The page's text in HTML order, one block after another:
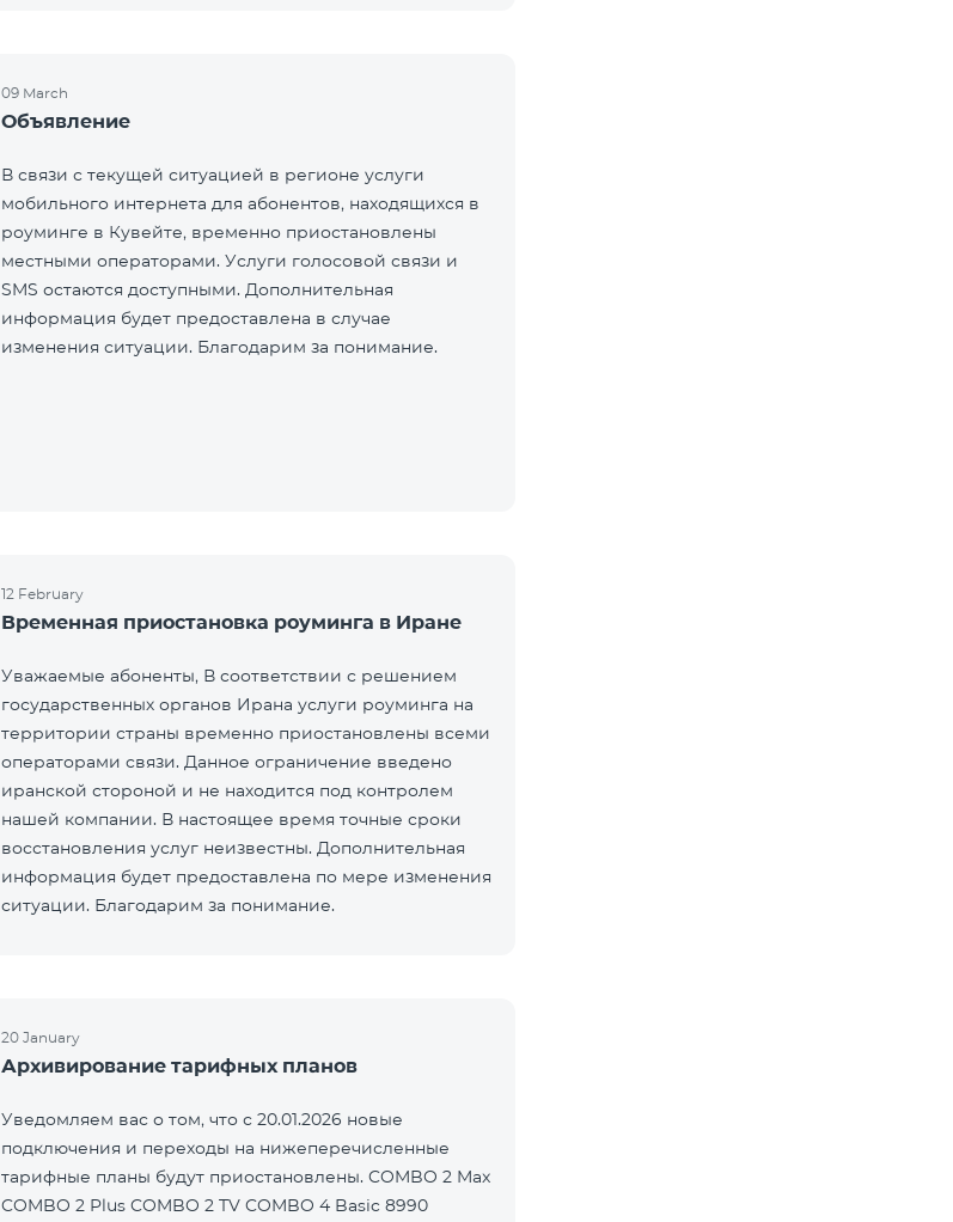
09 March
Объявление
В связи с текущей ситуацией в регионе услуги
мобильного интернета для абонентов, находящихся в
роуминге в Кувейте, временно приостановлены
местными операторами. Услуги голосовой связи и
SMS остаются доступными. Дополнительная
информация будет предоставлена в случае
изменения ситуации. Благодарим за понимание.
12 February
Временная приостановка роуминга в Иране
Уважаемые абоненты, В соответствии с решением
государственных органов Ирана услуги роуминга на
территории страны временно приостановлены всеми
операторами связи. Данное ограничение введено
иранской стороной и не находится под контролем
нашей компании. В настоящее время точные сроки
восстановления услуг неизвестны. Дополнительная
информация будет предоставлена по мере изменения
ситуации. Благодарим за понимание.
20 January
Архивирование тарифных планов
Уведомляем вас о том, что с 20.01.2026 новые
подключения и переходы на нижеперечисленные
тарифные планы будут приостановлены. COMBO 2 Max
COMBO 2 Plus COMBO 2 TV COMBO 4 Basic 8990